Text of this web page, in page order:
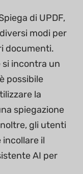
di UPDF,
modi per
documenti.
si incontra un
possibile
la
spiegazione
gli utenti
incollare il
AI per